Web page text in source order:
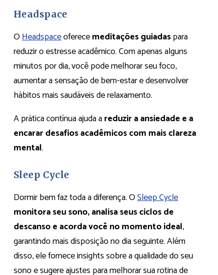
Headspace
OHeadspaceoferecemeditações guiadaspara
reduzir o estresse acadêmico. Com apenas alguns
minutos por dia, você pode melhorar seu foco,
aumentar a sensação de bem-estar e desenvolver
hábitos mais saudáveis de relaxamento.
A prática contínua ajuda areduzir a ansiedade e a
encarar desafios acadêmicos com mais clareza
mental.
Sleep Cycle
Dormir bem faz toda a diferença. OSleep Cycle
monitora seu sono, analisa seus ciclos de
descanso e acorda você no momento ideal,
garantindo mais disposição no dia seguinte. Além
disso, ele fornece insights sobre a qualidade do seu
sono e sugere ajustes para melhorar sua rotina de